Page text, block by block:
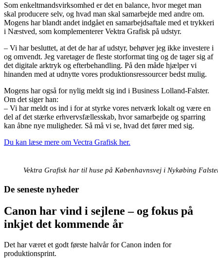
Som enkeltmandsvirksomhed er det en balance, hvor meget man
skal producere selv, og hvad man skal samarbejde med andre om.
Mogens har blandt andet indgået en samarbejdsaftale med et trykkeri
i Næstved, som komplementerer Vektra Grafisk på udstyr.
– Vi har besluttet, at det de har af udstyr, behøver jeg ikke investere i
og omvendt. Jeg varetager de fleste storformat ting og de tager sig af
det digitale arktryk og efterbehandling. På den måde hjælper vi
hinanden med at udnytte vores produktionsressourcer bedst mulig.
Mogens har også for nylig meldt sig ind i Business Lolland-Falster.
Om det siger han:
– Vi har meldt os ind i for at styrke vores netværk lokalt og være en
del af det stærke erhvervsfællesskab, hvor samarbejde og sparring
kan åbne nye muligheder. Så må vi se, hvad det fører med sig.
Du kan læse mere om Vectra Grafisk her.
Vektra Grafisk har til huse på Københavnsvej i Nykøbing
De seneste nyheder
Canon har vind i sejlene – og fokus på
inkjet det kommende år
Det har været et godt første halvår for Canon inden for
produktionsprint.